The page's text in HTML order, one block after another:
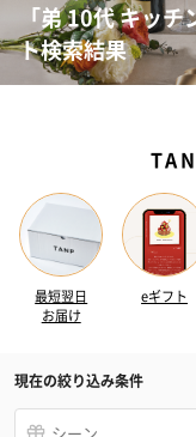
「弟 10代 キッ
ト検索結果
最短翌日
お届け
eギフト
現在の絞り込み条件